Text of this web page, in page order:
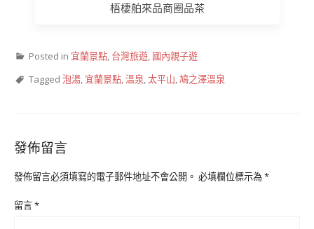
梧棲舶來品商圈品茶
Posted in 宜蘭景點, 台灣旅遊, 國內親子遊
Tagged 泡湯, 宜蘭景點,溫泉,太平山,鳩之澤溫泉
發佈留言
發佈留言必須填寫的電子郵件地址不會公開。 必填欄位標示為*
留言*